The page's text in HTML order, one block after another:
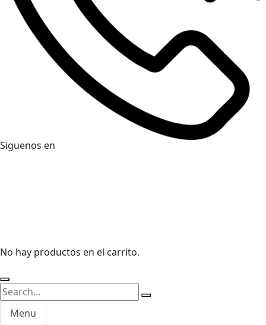
Siguenos en
No hay productos en el carrito.
Menu